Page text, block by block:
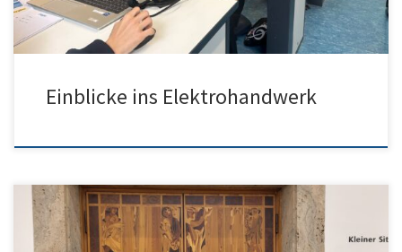
[…]
Einblicke ins Elektrohandwerk
Bei der diesjährigen Preisverleihung für Umwelt macht Schule
wurde das Humboldt-Gymnasium mit 90 von 100 Punkten für